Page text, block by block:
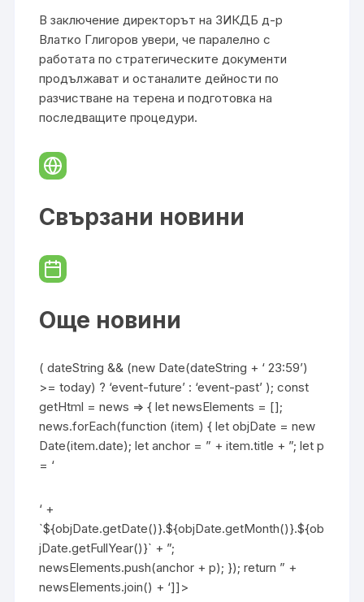
В заключение директорът на ЗИКДБ д-р
Влатко Глигоров увери, че паралелно с
работата по стратегическите документи
продължават и останалите дейности по
разчистване на терена и подготовка на
последващите процедури.
Свързани новини
Още новини
( dateString && (new Date(dateString + ‘ 23:59’)
>= today) ? ‘event-future’ : ‘event-past’ ); const
getHtml = news => { let newsElements = [];
news.forEach(function (item) { let objDate = new
Date(item.date); let anchor = ” + item.title + ”; let p
= ‘
‘ +
`${objDate.getDate()}.${objDate.getMonth()}.${ob
jDate.getFullYear()}` + ”;
newsElements.push(anchor + p); }); return ” +
newsElements.join() + ‘]]>